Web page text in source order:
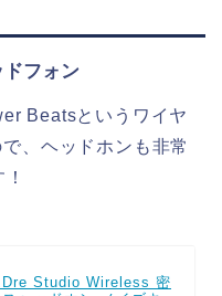
フォン
Beatsというワイヤ
、ヘッドホンも非常
Studio Wireless 密